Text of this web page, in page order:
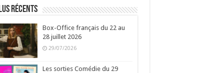
récents
Box-Office français du 22 au
28 juillet 2026
29/07/2026
Les sorties Comédie du 29